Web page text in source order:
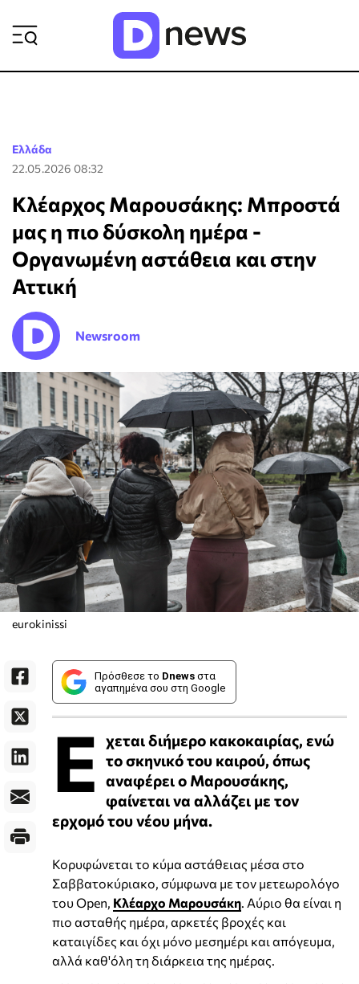
Ελλάδα
22.05.2026 08:32
Κλέαρχος Μαρουσάκης: Μπροστά
μας η πιο δύσκολη ημέρα -
Οργανωμένη αστάθεια και στην
Αττική
Newsroom
eurokinissi
Πρόσθεσε το Dnews στα
αγαπημένα σου στη Google
Ε χεται διήμερο κακοκαιρίας, ενώ
το σκηνικό του καιρού, όπως
αναφέρει ο Μαρουσάκης,
φαίνεται να αλλάζει με τον
ερχομό του νέου μήνα.
Κορυφώνεται το κύμα αστάθειας μέσα στο
Σαββατοκύριακο, σύμφωνα με τον μετεωρολόγο
του Open, Κλέαρχο Μαρουσάκη . Αύριο θα είναι η
πιο ασταθής ημέρα, αρκετές βροχές και
καταιγίδες και όχι μόνο μεσημέρι και απόγευμα,
αλλά καθ'όλη τη διάρκεια της ημέρας.